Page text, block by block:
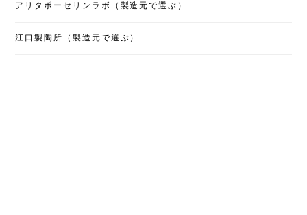
アリタポーセリンラボ（製造元で選ぶ）
江口製陶所（製造元で選ぶ）